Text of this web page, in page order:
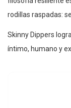
rodillas raspadas:
Skinny Dippers
íntimo, humano y